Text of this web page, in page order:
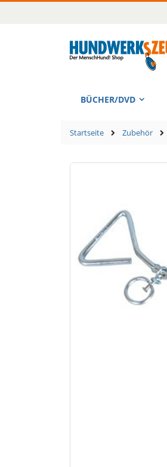
springen
BÜCHER/DVD
Startseite Zubehör
Zum